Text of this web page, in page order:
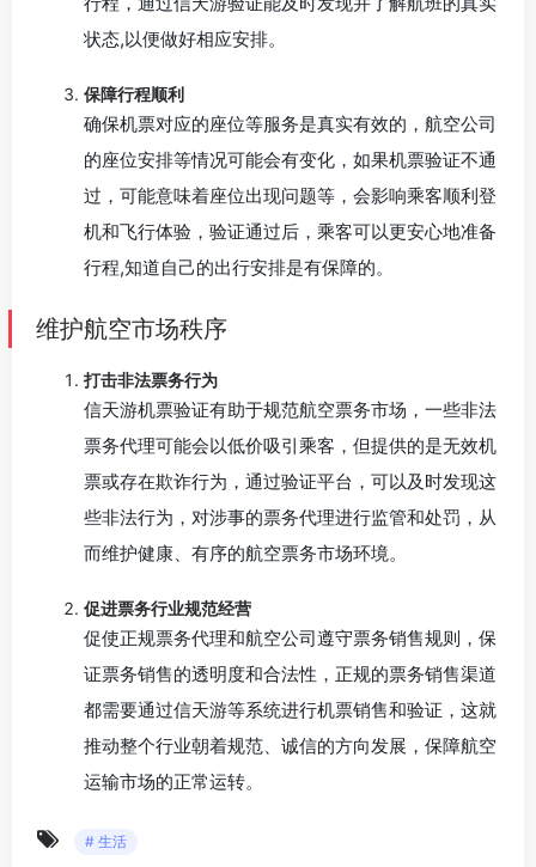
状态,以便做好相应安排。
保障行程顺利
确保机票对应的座位等服务是真实有效的，航空公司
的座位安排等情况可能会有变化，如果机票验证不通
过，可能意味着座位出现问题等，会影响乘客顺利登
机和飞行体验，验证通过后，乘客可以更安心地准备
行程,知道自己的出行安排是有保障的。
维护航空市场秩序
打击非法票务行为
信天游机票验证有助于规范航空票务市场，一些非法
票务代理可能会以低价吸引乘客，但提供的是无效机
票或存在欺诈行为，通过验证平台，可以及时发现这
些非法行为，对涉事的票务代理进行监管和处罚，从
而维护健康、有序的航空票务市场环境。
促进票务行业规范经营
促使正规票务代理和航空公司遵守票务销售规则，保
证票务销售的透明度和合法性，正规的票务销售渠道
都需要通过信天游等系统进行机票销售和验证，这就
推动整个行业朝着规范、诚信的方向发展，保障航空
运输市场的正常运转。
# 生活